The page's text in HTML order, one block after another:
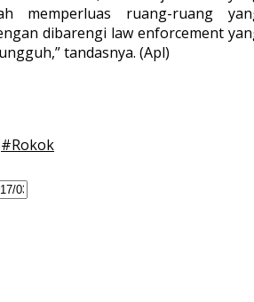
memperluas ruang-ruang
dibarengi law enforcement
tandasnya. (Apl)
#Rokok